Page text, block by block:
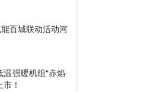
百城联动活动河
强暖机组“赤焰·
！